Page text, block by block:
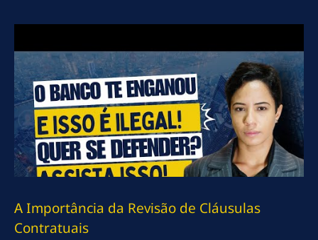
A Importância da Revisão de Cláusulas
Contratuais